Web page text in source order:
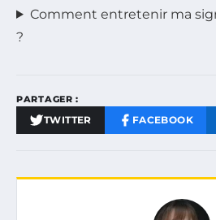
Comment entretenir ma
?
PARTAGER :
TWITTER FACEBOOK